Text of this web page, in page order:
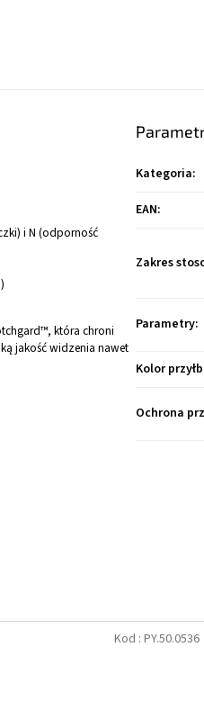
Kod : PY.50.0536
i N (odporność
która chroni
jakość widzenia nawet
Kategoria:
EAN:
Zakres
Parametry:
Kolor
Ochrona